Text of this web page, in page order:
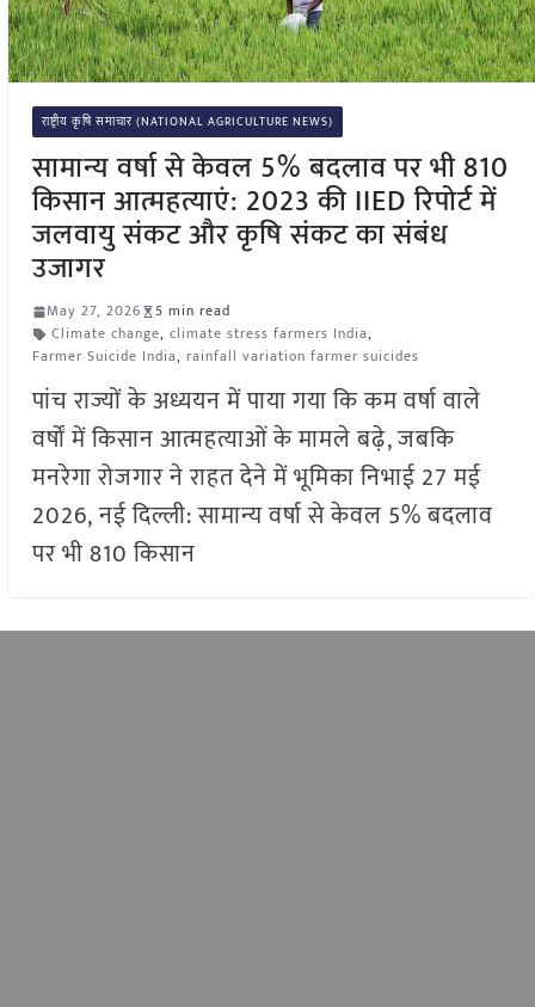
राष्ट्रीय कृषि समाचार (NATIONAL AGRICULTURE NEWS)
सामान्य वर्षा से केवल 5% बदलाव पर भी 810
किसान आत्महत्याएं: 2023 की IIED रिपोर्ट में
जलवायु संकट और कृषि संकट का संबंध
उजागर
May 27, 2026
5 min read
Climate change, climate stress farmers India,
Farmer Suicide India, rainfall variation farmer suicides
पांच राज्यों के अध्ययन में पाया गया कि कम वर्षा वाले
वर्षों में किसान आत्महत्याओं के मामले बढ़े, जबकि
मनरेगा रोजगार ने राहत देने में भूमिका निभाई 27 मई
2026, नई दिल्ली: सामान्य वर्षा से केवल 5% बदलाव
पर भी 810 किसान